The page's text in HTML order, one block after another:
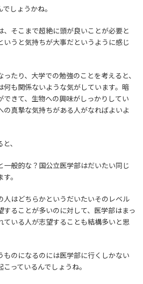
時
:
しょうかね。
、そこまで超絶に頭が良いことが必要と
いうと気持ちが大事だというように感じ
たり、大学での勉強のことを考えると、
何も関係ないような気がしています。暗
できて、生物への興味がしっかりしてい
の真摯な気持ちがある人がなればよいよ
、
一般的な？国公立医学部はだいたい同じ
。
人はどちらかというだいたいそのレベル
することが多いのに対して、医学部はまっ
ている人が志望することも結構多いと思
ものになるのには医学部に行くしかない
っているんでしょうね。